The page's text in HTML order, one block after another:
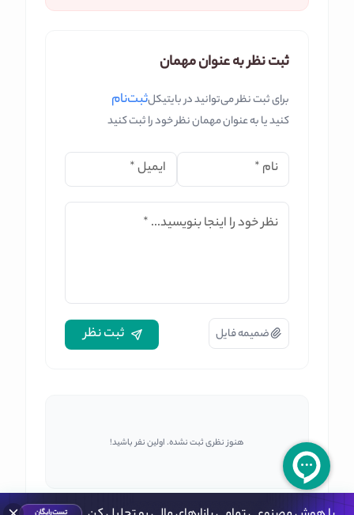
ثبت نظر به عنوان مهمان
برای ثبت نظر می‌توانید در بایتیکلثبت‌نام
کنید یا به عنوان مهمان نظر خود را ثبت کنید
نام * ایمیل*
نظر خود را اینجا بنویسید... *
ضمیمه فایل ثبت نظر
هنوز نظری ثبت نشده. اولین نفر باشید!